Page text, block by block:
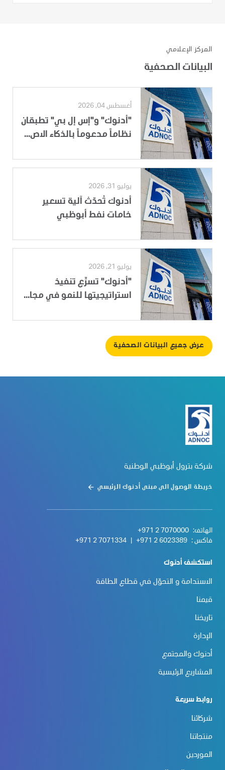
المركز الإعلامي
البيانات الصحفية
أغسطس 04, 2026
"أدنوك" و"إس إل بي" تطبقان
نظاماً مدعوماً بالذكاء الاص...
يوليو 31, 2026
أدنوك تُحدّث آلية تسعير
خامات نفط أبوظبي
يوليو 21, 2026
"أدنوك" تسرِّع تنفيذ
استراتيجيتها للنمو في مجا...
عرض جميع البيانات الصحفية
شركة بترول أبوظبي الوطنية
خريطة الوصول الى مبنى أدنوك الرئيسي
الهاتف: +971 2 7070000
فاكس : +971 2 6023389
+971 2 7071334
استكشف أدنوك
الاستدامة و التحوّل في قطاع الطاقة
قيمنا
تاريخنا
الإدارة
أدنوك والمجتمع
المشاريع الرئيسية
روابط سريعة
شركائنا
منتجاتنا
الموردين